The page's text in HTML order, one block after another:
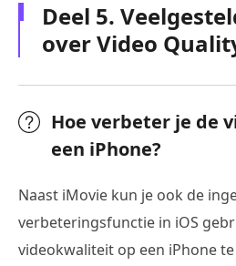
Deel 5.
over Video
Hoe verbeter je de
een iPhone?
Naast iMovie kun je ook de
verbeteringsfunctie in iOS
videokwaliteit op een iPhone